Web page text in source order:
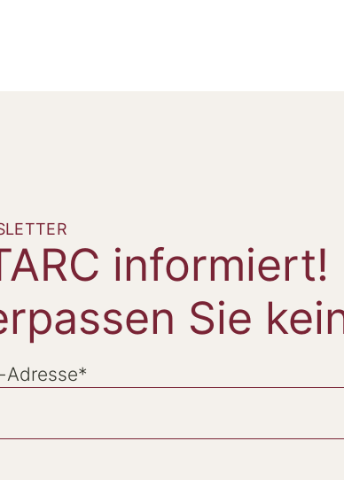
informiert!
Sie
Adresse*